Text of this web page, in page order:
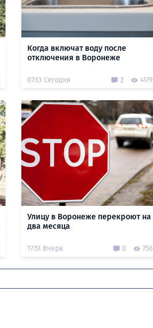
Когда включат воду после
отключения в Воронеже
07:13 Сегодня 2 4179
Улицу в Воронеже перекроют на
два месяца
17:51 Вчера 0 756